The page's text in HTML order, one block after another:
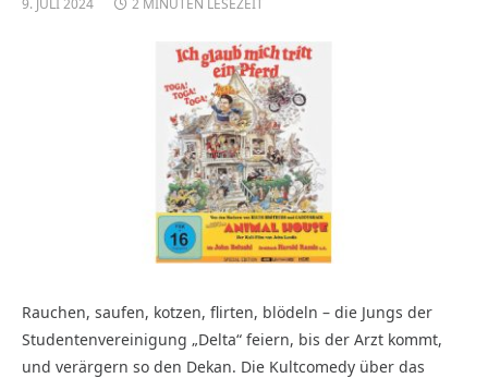
9. JULI 2024 2 MINUTEN LESEZEIT
Rauchen, saufen, kotzen, flirten, blödeln – die Jungs der
Studentenvereinigung „Delta“ feiern, bis der Arzt kommt,
und verärgern so den Dekan. Die Kultcomedy über das